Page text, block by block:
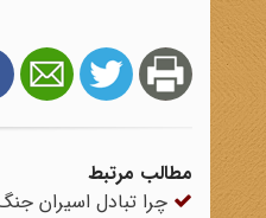
مطالب مرتبط
چرا تبادل اسیران